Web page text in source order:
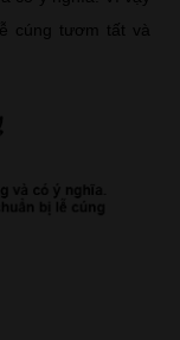
cúng tươm tất và